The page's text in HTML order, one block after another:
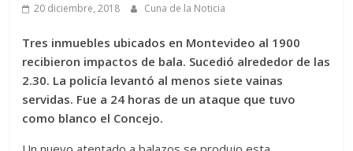
20 diciembre, 2018 Cuna de la Noticia
Tres inmuebles ubicados en Montevideo al 1900
recibieron impactos de bala. Sucedió alrededor de las
2.30. La policía levantó al menos siete vainas
servidas. Fue a 24 horas de un ataque que tuvo
como blanco el Concejo.